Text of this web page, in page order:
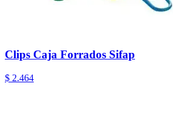
Clips Caja Forrados Sifap
$ 2.464